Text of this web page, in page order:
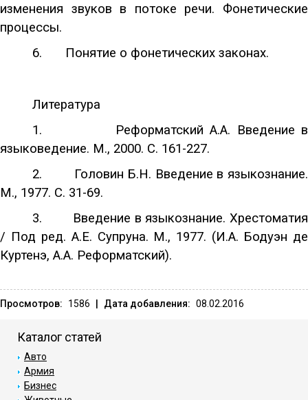
изменения звуков в потоке речи. Фонетические
процессы.
6.
Понятие о фонетических законах.
Литература
1.
Реформатский А.А. Введение в
языковедение. М., 2000. С. 161-227.
2.
Головин Б.Н. Введение в языкознание.
М., 1977. С. 31-69.
3.
Введение в языкознание. Хрестоматия
/ Под ред. А.Е. Супруна. М., 1977. (И.А. Бодуэн де
Куртенэ, А.А. Реформатский).
Просмотров: 1586 | Дата добавления: 08.02.2016
Каталог статей
Авто
Армия
Бизнес